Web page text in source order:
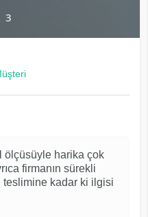
3
ölçüsüyle harika çok
firmanın sürekli
kadar ki ilgisi